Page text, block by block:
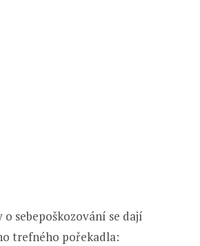
sebepoškozování se dají
trefného pořekadla: